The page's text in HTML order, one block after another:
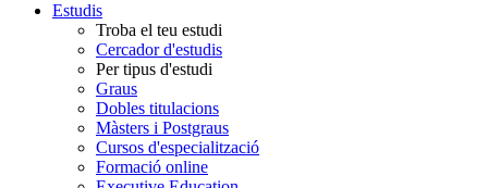
Estudis
Troba el teu estudi
Cercador d'estudis
Per tipus d'estudi
Graus
Dobles titulacions
Màsters i Postgraus
Cursos d'especialització
Formació online